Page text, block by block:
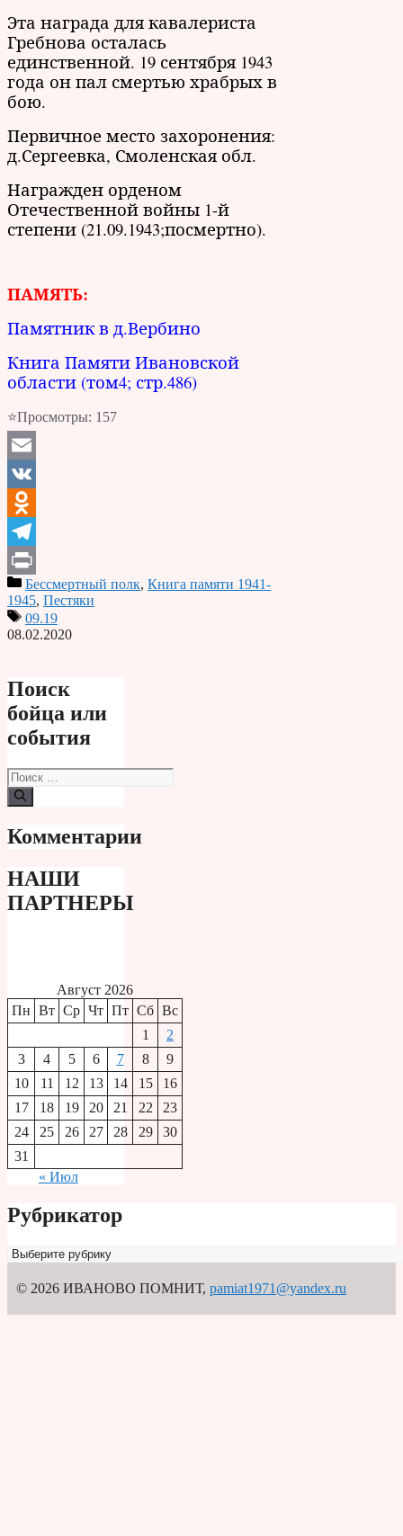
Эта награда для кавалериста
Гребнова осталась
единственной. 19 сентября 1943
года он пал смертью храбрых в
бою.
Первичное место захоронения:
д.Сергеевка, Смоленская обл.
Награжден орденом
Отечественной войны 1-й
степени (21.09.1943;посмертно).
ПАМЯТЬ:
Памятник в д.Вербино
Книга Памяти Ивановской
области (том4; стр.486)
⭐Просмотры: 157
Email
VK
Odnoklassniki
Telegram
PrintБессмертный полк, Книга памяти 1941-
1945, Пестяки
09.19
08.02.2020
Поиск
бойца или
события
Поиск:
Комментарии
НАШИ
ПАРТНЕРЫ
Август 2026
Пн Вт Ср Чт Пт Сб Вс
1
2
3
4 5 6 7 8
9
10
11 12 13 14 15
16
17
18 19 20 21 22
23
24
25 26 27 28 29
30
31
« Июл
Рубрикатор
Рубрикатор
© 2026 ИВАНОВО ПОМНИТ, pamiat1971@yandex.ru